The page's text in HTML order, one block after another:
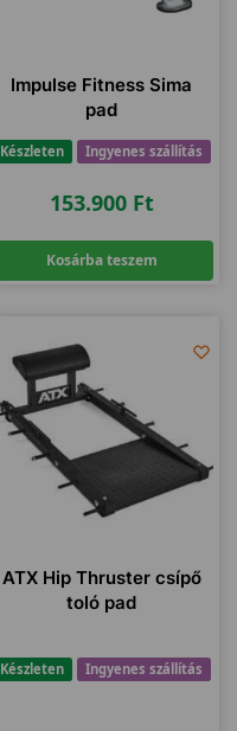
Impulse Fitness Sima
pad
Készleten Ingyenes szállítás
153.900 Ft
Kosárba teszem
ATX Hip Thruster csípő
toló pad
Készleten Ingyenes szállítás